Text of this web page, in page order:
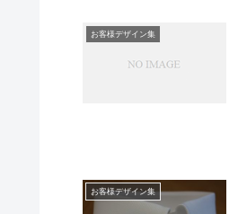
お客様デザイン集
お客様デザイン集